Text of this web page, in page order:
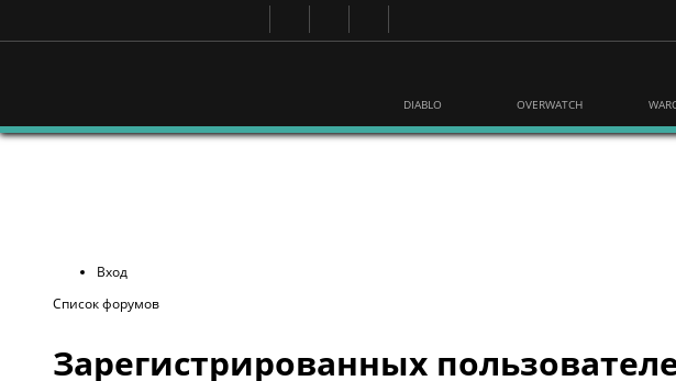
DIABLO OVERWATCH
Вход
Список форумов
Зарегистрированных